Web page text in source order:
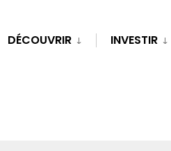
DÉCOUVRIR INVESTIR